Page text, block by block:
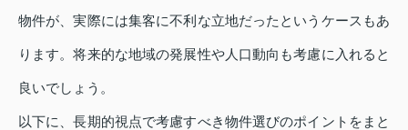
物件が、実際には集客に不利な立地だったというケースもあ
ります。将来的な地域の発展性や人口動向も考慮に入れると
良いでしょう。
以下に、長期的視点で考慮すべき物件選びのポイントをまと